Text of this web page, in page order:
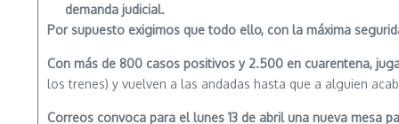
demanda judicial.
Por supuesto exigimos que todo ello, con la máxima
Con más de 800 casos positivos y 2.500 en cuarentena,
los trenes) y vuelven a las andadas hasta que a alguien
Correos convoca para el lunes 13 de abril una nueva mesa